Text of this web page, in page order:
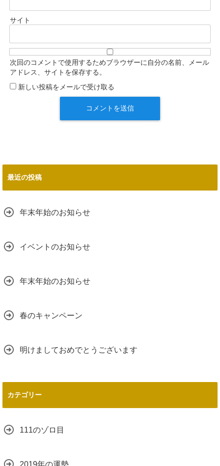
サイト
次回のコメントで使用するためブラウザーに自分の名前、メール
アドレス、サイトを保存する。
新しい投稿をメールで受け取る
最近の投稿
年末年始のお知らせ
イベントのお知らせ
年末年始のお知らせ
春のキャンペーン
明けましておめでとうございます
カテゴリー
111のゾロ目
2019年の運勢